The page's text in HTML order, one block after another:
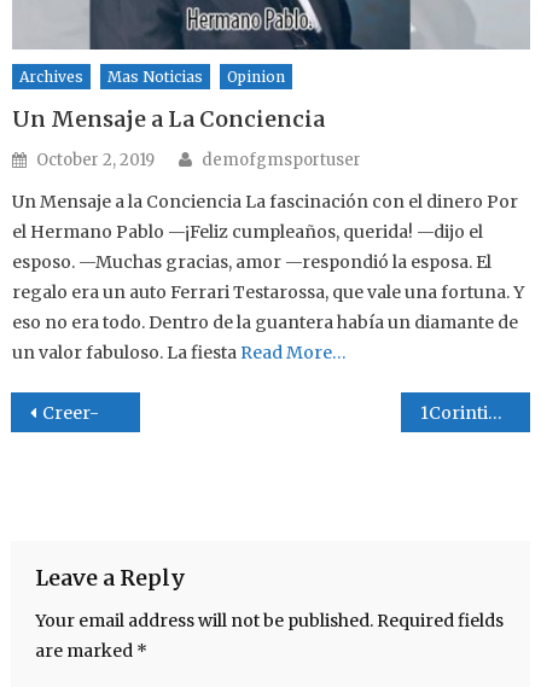
Archives Mas Noticias Opinion
Un Mensaje a La Conciencia
Posted on
October 2, 2019 Author
demofgmsportuser
Un Mensaje a la Conciencia La fascinación con el dinero Por
el Hermano Pablo —¡Feliz cumpleaños, querida! —dijo el
esposo. —Muchas gracias, amor —respondió la esposa. El
regalo era un auto Ferrari Testarossa, que vale una fortuna. Y
eso no era todo. Dentro de la guantera había un diamante de
un valor fabuloso. La fiesta Read More…
Post navigation
Creer- 1Corintios 13
Leave a Reply
Your email address will not be published. Required fields
are marked *